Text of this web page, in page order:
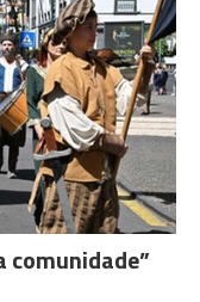
comunidade”